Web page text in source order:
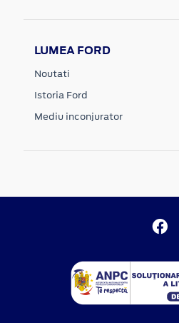
LUMEA FORD
Noutati
Istoria Ford
Mediu inconjurator